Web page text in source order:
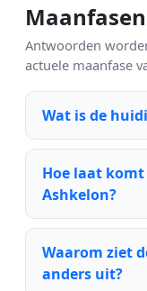
Antwoorden
actuele maanfase
Wat is de
Hoe laat
Ashkelon?
Waarom ziet
anders uit?